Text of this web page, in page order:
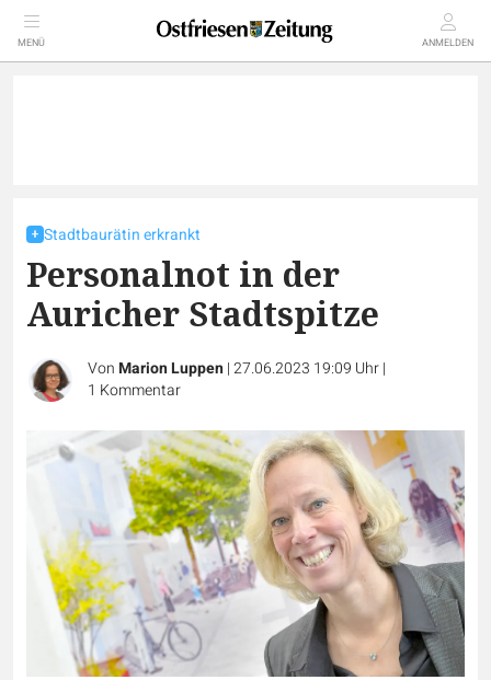
MENÜ ANMELDEN
Stadtbaurätin erkrankt
Personalnot in der
Auricher Stadtspitze
VonMarion Luppen|27.06.2023 19:09 Uhr|
1 Kommentar